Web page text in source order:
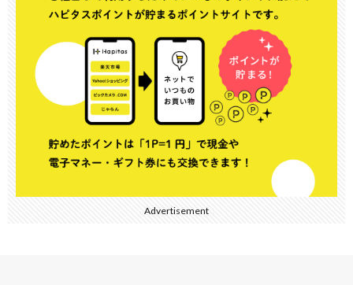
Advertisement